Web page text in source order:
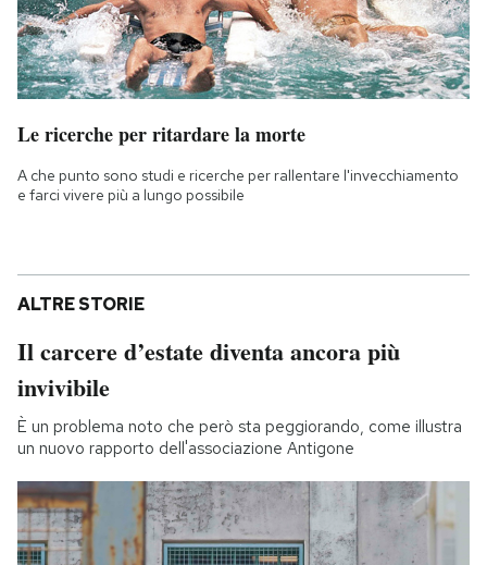
Le ricerche per ritardare la morte
A che punto sono studi e ricerche per rallentare l'invecchiamento
e farci vivere più a lungo possibile
ALTRE STORIE
Il carcere d’estate diventa ancora più
invivibile
È un problema noto che però sta peggiorando, come illustra
un nuovo rapporto dell'associazione Antigone